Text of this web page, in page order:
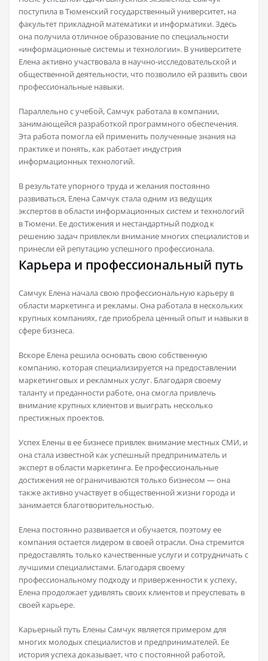
поступила в Тюменский государственный университет, на
факультет прикладной математики и информатики. Здесь
она получила отличное образование по специальности
«информационные системы и технологии». В университете
Елена активно участвовала в научно-исследовательской и
общественной деятельности, что позволило ей развить свои
профессиональные навыки.
Параллельно с учебой, Самчук работала в компании,
занимающейся разработкой программного обеспечения.
Эта работа помогла ей применить полученные знания на
практике и понять, как работает индустрия
информационных технологий.
В результате упорного труда и желания постоянно
развиваться, Елена Самчук стала одним из ведущих
экспертов в области информационных систем и технологий
в Тюмени. Ее достижения и нестандартный подход к
решению задач привлекли внимание многих специалистов и
принесли ей репутацию успешного профессионала.
Карьера и профессиональный путь
Самчук Елена начала свою профессиональную карьеру в
области маркетинга и рекламы. Она работала в нескольких
крупных компаниях, где приобрела ценный опыт и навыки в
сфере бизнеса.
Вскоре Елена решила основать свою собственную
компанию, которая специализируется на предоставлении
маркетинговых и рекламных услуг. Благодаря своему
таланту и преданности работе, она смогла привлечь
внимание крупных клиентов и выиграть несколько
престижных проектов.
Успех Елены в ее бизнесе привлек внимание местных СМИ, и
она стала известной как успешный предприниматель и
эксперт в области маркетинга. Ее профессиональные
достижения не ограничиваются только бизнесом — она
также активно участвует в общественной жизни города и
занимается благотворительностью.
Елена постоянно развивается и обучается, поэтому ее
компания остается лидером в своей отрасли. Она стремится
предоставлять только качественные услуги и сотрудничать с
лучшими специалистами. Благодаря своему
профессиональному подходу и приверженности к успеху,
Елена продолжает удивлять своих клиентов и преуспевать в
своей карьере.
Карьерный путь Елены Самчук является примером для
многих молодых специалистов и предпринимателей. Ее
история успеха доказывает, что с постоянной работой,